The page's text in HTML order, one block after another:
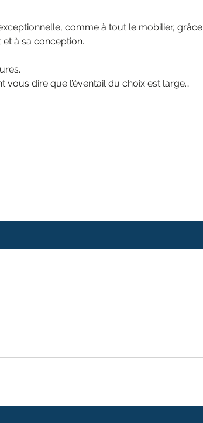
comme à tout le mobilier, grâce
et à sa conception.
vous dire que l’éventail du choix est large…